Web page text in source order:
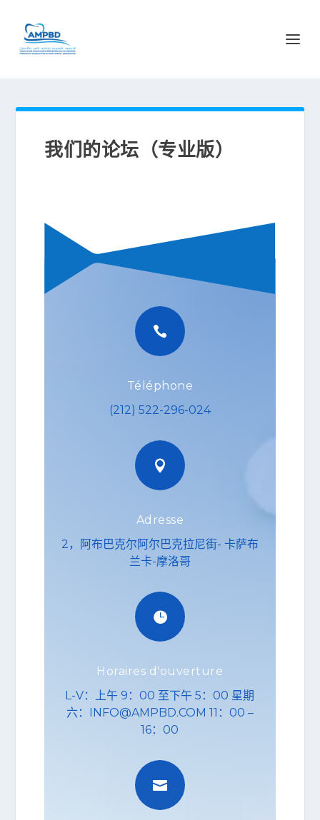
我们的论坛（专业版）

Téléphone
(212) 522-296-024

Adresse
2，阿布巴克尔阿尔巴克拉尼街- 卡萨布
兰卡-摩洛哥

Horaires d'ouverture
L-V：上午 9：00 至下午 5：00 星期
六：INFO@AMPBD.COM 11：00 –
16：00
